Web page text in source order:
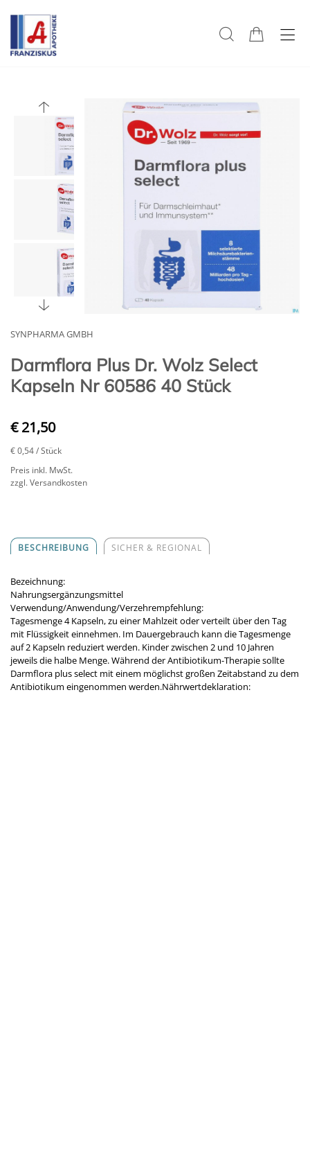
SYNPHARMA GMBH
Darmflora Plus Dr. Wolz Select
Kapseln Nr 60586 40 Stück
€ 21,50
€ 0,54/ Stück
Preis inkl. MwSt.
zzgl. Versandkosten
BESCHREIBUNG SICHER & REGIONAL
Bezeichnung:
Nahrungsergänzungsmittel
Verwendung/Anwendung/Verzehrempfehlung:
Tagesmenge 4 Kapseln, zu einer Mahlzeit oder verteilt über den Tag
mit Flüssigkeit einnehmen. Im Dauergebrauch kann die Tagesmenge
auf 2 Kapseln reduziert werden. Kinder zwischen 2 und 10 Jahren
jeweils die halbe Menge. Während der Antibiotikum-Therapie sollte
Darmflora plus select mit einem möglichst großen Zeitabstand zu dem
Antibiotikum eingenommen werden.Nährwertdeklaration: